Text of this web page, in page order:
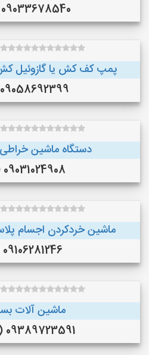
09033678540 (اردبیل )
پمپ کف کش یا گازوئیل
09058692399 (ارومیه)
دستگاه ماشین
09031024908 (ارومیه)
ماشین خردکردن اجسام
09106281246 (تهران)
ماشین آلات
09389723591 (نجف‌ آباد)